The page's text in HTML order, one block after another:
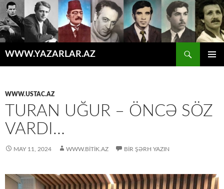
WWW.YAZARLAR.AZ
WWW.USTAC.AZ
TURAN UĞUR – ÖNCƏ SÖZ
VARDI…
MAY 11, 2024 WWW.BITIK.AZ BIR ŞƏRH YAZIN